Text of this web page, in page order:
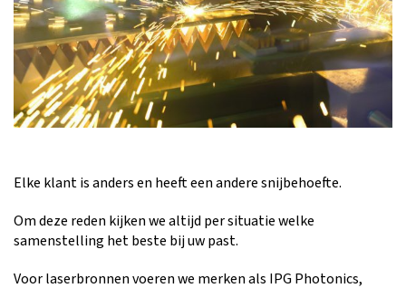
Elke klant is anders en heeft een andere snijbehoefte.
Om deze reden kijken we altijd per situatie welke
samenstelling het beste bij uw past.
Voor laserbronnen voeren we merken als IPG Photonics,